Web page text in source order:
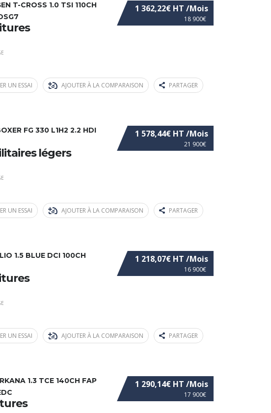
18 900€
1 362,22€ HT /Mois
T-CROSS 1.0 TSI 110CH
UN ESSAI AJOUTER À LA COMPARAISON PARTAGER
21 900€
1 578,44€ HT /Mois
FG 330 L1H2 2.2 HDI
légers
UN ESSAI AJOUTER À LA COMPARAISON PARTAGER
16 900€
1 218,07€ HT /Mois
1.5 BLUE DCI 100CH
UN ESSAI AJOUTER À LA COMPARAISON PARTAGER
17 900€
1 290,14€ HT /Mois
1.3 TCE 140CH FAP